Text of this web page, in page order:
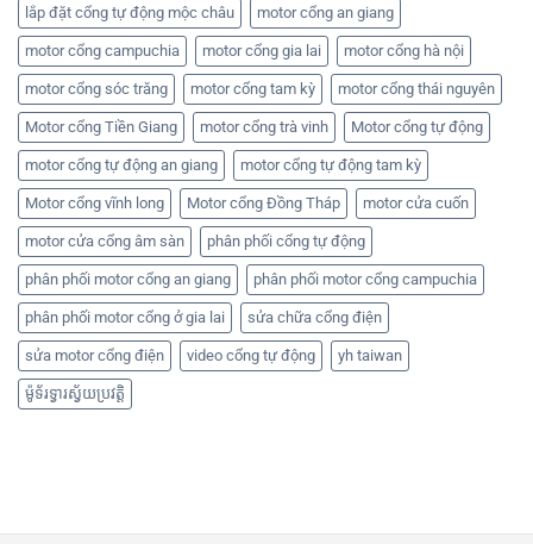
lắp đặt cổng tự động mộc châu motor cổng an giang
motor cổng campuchia motor cổng gia lai motor cổng hà nội
motor cổng sóc trăng motor cổng tam kỳ motor cổng thái nguyên
Motor cổng Tiền Giang motor cổng trà vinh Motor cổng tự động
motor cổng tự động an giang motor cổng tự động tam kỳ
Motor cổng vĩnh long Motor cổng Đồng Tháp motor cửa cuốn
motor cửa cổng âm sàn phân phối cổng tự động
phân phối motor cổng an giang phân phối motor cổng campuchia
phân phối motor cổng ở gia lai sửa chữa cổng điện
sửa motor cổng điện video cổng tự động yh taiwan
ម៉ូទ័រទ្វារស្វ័យប្រវត្តិ